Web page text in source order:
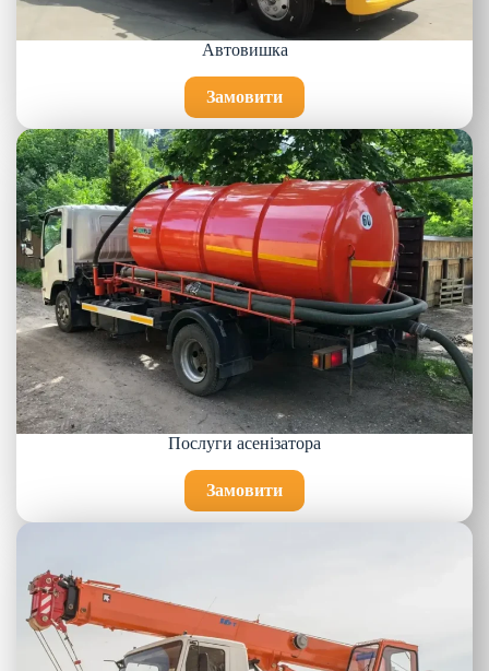
Автовишка
Замовити
Послуги асенізатора
Замовити